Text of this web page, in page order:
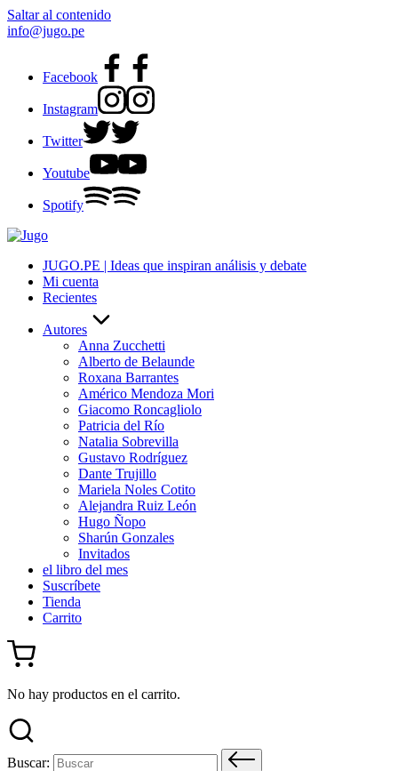
Saltar al contenido
info@jugo.pe
Facebook
Instagram
Twitter
Youtube
Spotify
JUGO.PE | Ideas que inspiran análisis y debate
Mi cuenta
Recientes
Autores
Anna Zucchetti
Alberto de Belaunde
Roxana Barrantes
Américo Mendoza Mori
Giacomo Roncagliolo
Patricia del Río
Natalia Sobrevilla
Gustavo Rodríguez
Dante Trujillo
Mariela Noles Cotito
Alejandra Ruiz León
Hugo Ñopo
Sharún Gonzales
Invitados
el libro del mes
Suscríbete
Tienda
Carrito
No hay productos en el carrito.
Buscar: